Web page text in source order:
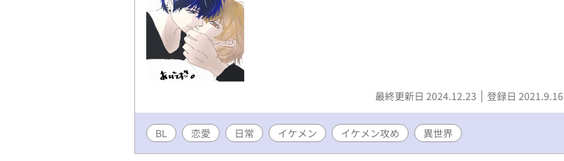
最終更新日 2024.12.23 登録日 2021.9.16
BL 恋愛 日常 イケメン イケメン攻め 異世界